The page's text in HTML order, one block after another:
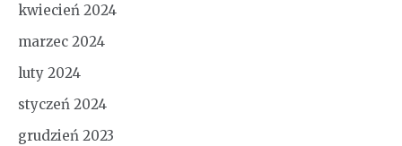
kwiecień 2024
marzec 2024
luty 2024
styczeń 2024
grudzień 2023